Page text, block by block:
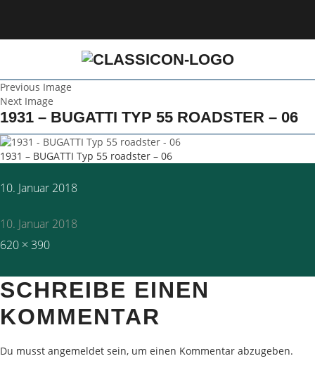
Previous Image
Next Image
1931 – BUGATTI TYP 55 ROADSTER – 06
1931 – BUGATTI Typ 55 roadster – 06
Posted
10. Januar 2018
10. Januar 2018
Full
620 × 390
SCHREIBE EINEN
KOMMENTAR
Du musst angemeldet sein, um einen Kommentar abzugeben.